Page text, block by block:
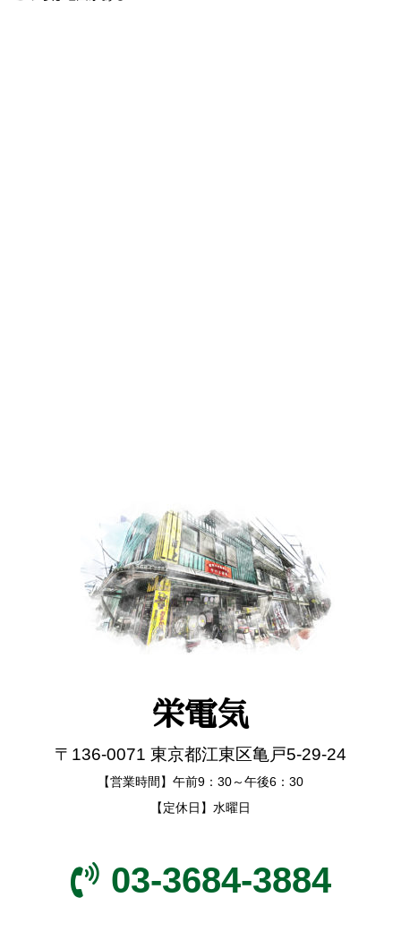
栄電気
〒136-0071 東京都江東区亀戸5-29-24
【営業時間】午前9：30～午後6：30
【定休日】水曜日
03-3684-3884